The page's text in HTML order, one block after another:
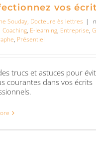
vos
Souday, Docteure ès lettres |
Coaching, E-learning, Entreprise,
, Présentiel
trucs et astuces pour
courantes dans vos écrits